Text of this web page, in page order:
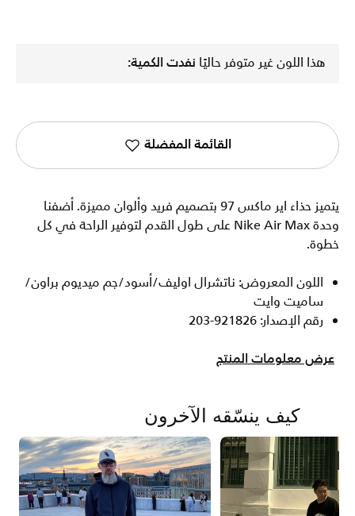
هذا اللون غير متوفر حاليًا نفدت الكمية:
القائمة المفضلة
يتميز حذاء اير ماكس 97 بتصميم فريد وألوان مميزة. أضفنا
وحدة Nike Air Max على طول القدم لتوفير الراحة في كل
خطوة.
اللون المعروض: ناتشرال اوليف/أسود/جم ميديوم براون/
ساميت وايت
رقم الإصدار: 921826-203
عرض معلومات المنتج